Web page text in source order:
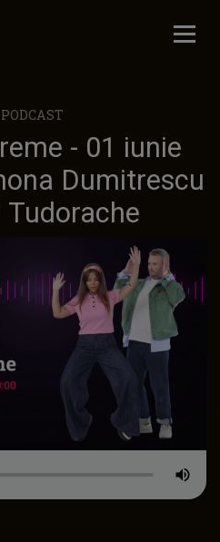
PODCAST
- 01 iunie
Dumitrescu
Tudorache